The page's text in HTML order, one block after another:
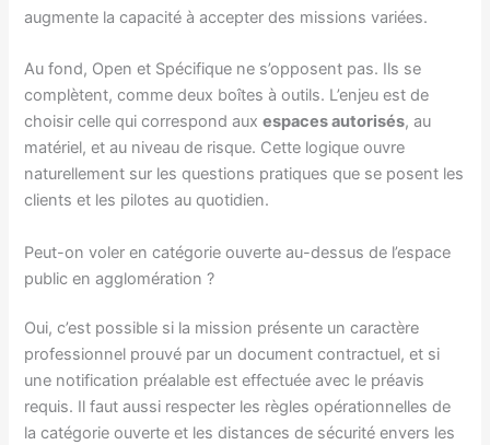
augmente la capacité à accepter des missions variées.
Au fond, Open et Spécifique ne s’opposent pas. Ils se
complètent, comme deux boîtes à outils. L’enjeu est de
choisir celle qui correspond auxespaces autorisés, au
matériel, et au niveau de risque. Cette logique ouvre
naturellement sur les questions pratiques que se posent les
clients et les pilotes au quotidien.
Peut-on voler en catégorie ouverte au-dessus de l’espace
public en agglomération ?
Oui, c’est possible si la mission présente un caractère
professionnel prouvé par un document contractuel, et si
une notification préalable est effectuée avec le préavis
requis. Il faut aussi respecter les règles opérationnelles de
la catégorie ouverte et les distances de sécurité envers les